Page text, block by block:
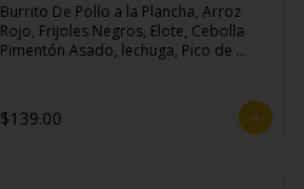
Burrito De Pollo a la Plancha, Arroz
Rojo, Frijoles Negros, Elote, Cebolla
Pimentón Asado, lechuga, Pico de
$139.00